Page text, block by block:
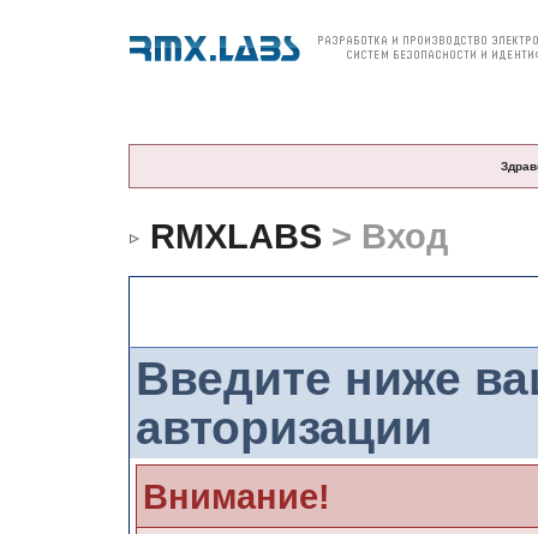
RMXLABS> Вход
Введите ниже
авторизации
Внимание!